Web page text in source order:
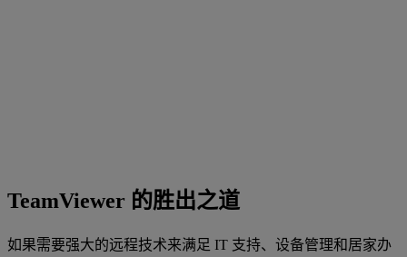
TeamViewer 的胜出之道
如果需要强大的远程技术来满足 IT 支持、设备管理和居家办